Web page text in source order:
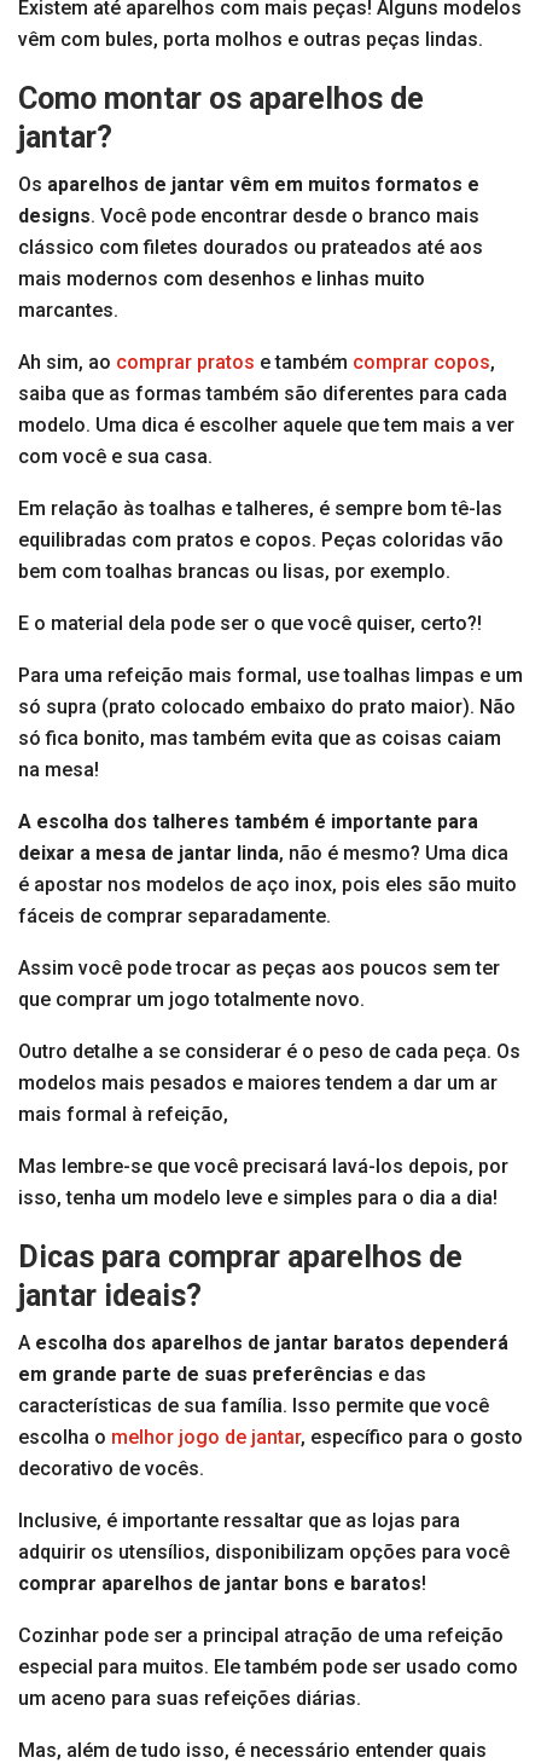
Existem até aparelhos com mais peças! Alguns modelos
vêm com bules, porta molhos e outras peças lindas.
Como montar os aparelhos de
jantar?
Os aparelhos de jantar vêm em muitos formatos e
designs. Você pode encontrar desde o branco mais
clássico com filetes dourados ou prateados até aos
mais modernos com desenhos e linhas muito
marcantes.
Ah sim, ao comprar pratos e também comprar copos,
saiba que as formas também são diferentes para cada
modelo. Uma dica é escolher aquele que tem mais a ver
com você e sua casa.
Em relação às toalhas e talheres, é sempre bom tê-las
equilibradas com pratos e copos. Peças coloridas vão
bem com toalhas brancas ou lisas, por exemplo.
E o material dela pode ser o que você quiser, certo?!
Para uma refeição mais formal, use toalhas limpas e um
só supra (prato colocado embaixo do prato maior). Não
só fica bonito, mas também evita que as coisas caiam
na mesa!
A escolha dos talheres também é importante para
deixar a mesa de jantar linda, não é mesmo? Uma dica
é apostar nos modelos de aço inox, pois eles são muito
fáceis de comprar separadamente.
Assim você pode trocar as peças aos poucos sem ter
que comprar um jogo totalmente novo.
Outro detalhe a se considerar é o peso de cada peça. Os
modelos mais pesados ​​e maiores tendem a dar um ar
mais formal à refeição,
Mas lembre-se que você precisará lavá-los depois, por
isso, tenha um modelo leve e simples para o dia a dia!
Dicas para comprar aparelhos de
jantar ideais?
A escolha dos aparelhos de jantar baratos dependerá
em grande parte de suas preferências e das
características de sua família. Isso permite que você
escolha o melhor jogo de jantar, específico para o gosto
decorativo de vocês.
Inclusive, é importante ressaltar que as lojas para
adquirir os utensílios, disponibilizam opções para você
comprar aparelhos de jantar bons e baratos!
Cozinhar pode ser a principal atração de uma refeição
especial para muitos. Ele também pode ser usado como
um aceno para suas refeições diárias.
Mas, além de tudo isso, é necessário entender quais